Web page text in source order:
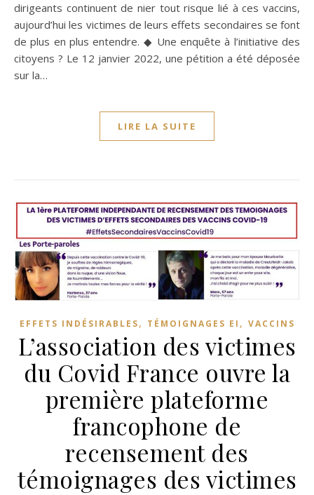
dirigeants continuent de nier tout risque lié à ces vaccins,
aujourd’hui les victimes de leurs effets secondaires se font
de plus en plus entendre. ◆ Une enquête à l’initiative des
citoyens ? Le 12 janvier 2022, une pétition a été déposée
sur la…
LIRE LA SUITE
EFFETS INDÉSIRABLES, TÉMOIGNAGES EI , VACCINS
L’association des victimes
du Covid France ouvre la
première plateforme
francophone de
recensement des
témoignages des victimes